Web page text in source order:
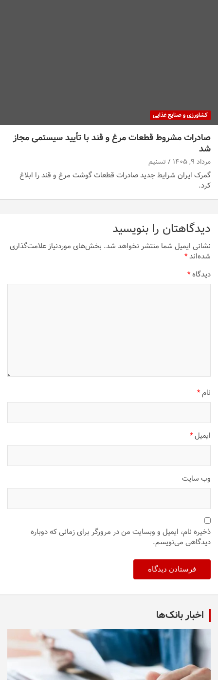
کشاورزی و صنایع غذایی
صادرات مشروط قطعات مرغ و قند با تأیید سیستمی مجاز
شد
مرداد ۹, ۱۴۰۵ تسنیم
گمرک ایران شرایط جدید صادرات قطعات گوشت مرغ و قند را ابلاغ
کرد.
دیدگاهتان را بنویسید
نشانی ایمیل شما منتشر نخواهد شد.بخش‌های موردنیاز علامت‌گذاری
شده‌اند*
دیدگاه*
نام*
ایمیل*
وب‌ سایت
ذخیره نام، ایمیل و وبسایت من در مرورگر برای زمانی که دوباره
دیدگاهی می‌نویسم.
اخبار بانک‌ها